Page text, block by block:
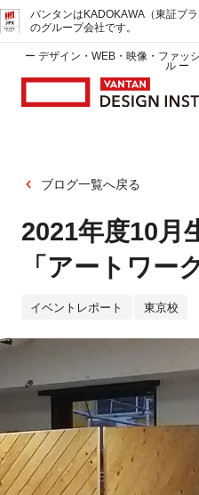
バンタンはKADOKAWA（東証プラ
のグループ会社です。
ー デザイン・WEB・映像・ファッ
ル ー
ブログ一覧へ戻る
2021年度10月
「アートワー
イベントレポート 東京校